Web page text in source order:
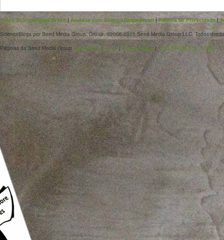
Sobre ScienceBlogs Brasil|Anuncie com ScienceBlogs Brasil|Política de Privacidade|
ScienceBlogs por Seed Media Group. Group. ©2006-2011 Seed Media Group LLC. Todos
Páginas da Seed Media GroupSeed Media Group|ScienceBlogs|SEEDMAGAZINE.COM